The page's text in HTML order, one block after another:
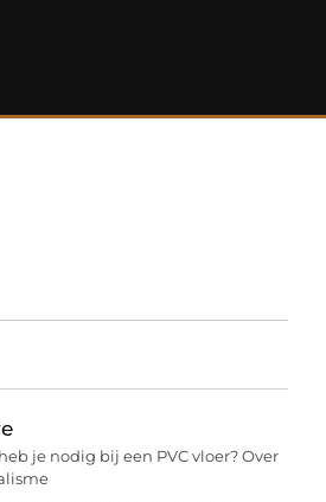
je nodig bij een PVC vloer? Over